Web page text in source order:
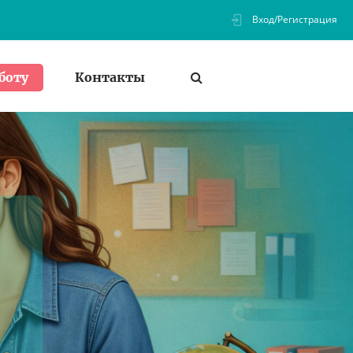
Вход/Регистрация
Контакты